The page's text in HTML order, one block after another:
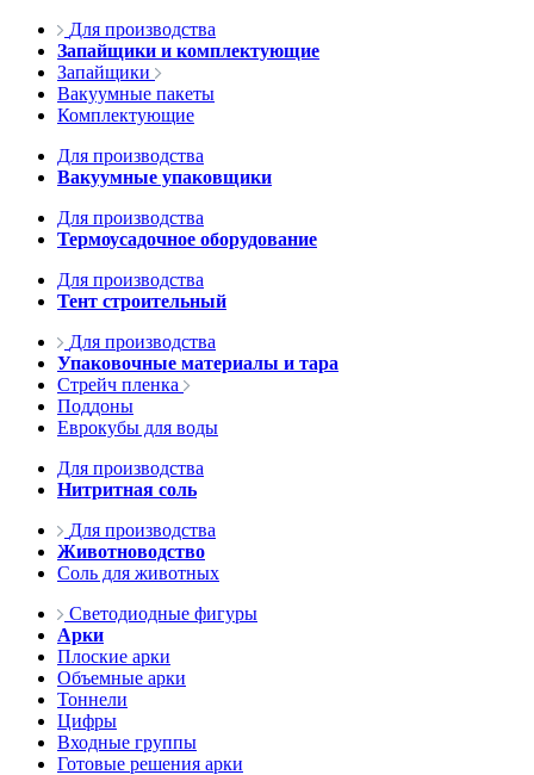
Для производства
Запайщики и комплектующие
Запайщики
Вакуумные пакеты
Комплектующие
Для производства
Вакуумные упаковщики
Для производства
Термоусадочное оборудование
Для производства
Тент строительный
Для производства
Упаковочные материалы и тара
Стрейч пленка
Поддоны
Еврокубы для воды
Для производства
Нитритная соль
Для производства
Животноводство
Соль для животных
Светодиодные фигуры
Арки
Плоские арки
Объемные арки
Тоннели
Цифры
Входные группы
Готовые решения арки